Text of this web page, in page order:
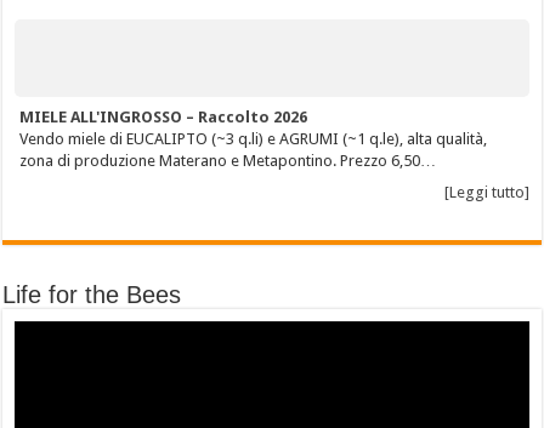
MIELE ALL'INGROSSO – Raccolto 2026
Vendo miele di EUCALIPTO (~3 q.li) e AGRUMI (~1 q.le), alta qualità,
zona di produzione Materano e Metapontino. Prezzo 6,50…
[Leggi tutto]
Life for the Bees